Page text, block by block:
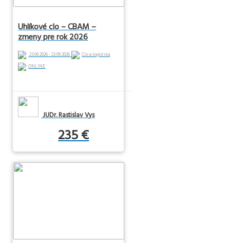
Uhlíkové clo – CBAM –
zmeny pre rok 2026
23.09.2026 - 23.09.2026
Clo a logistika
ONLINE
JUDr. Rastislav Vys
235 €